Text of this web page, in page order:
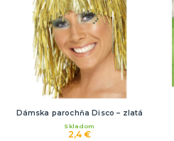
Dámska parochňa Disco – zlatá
2,4 €
Skladom